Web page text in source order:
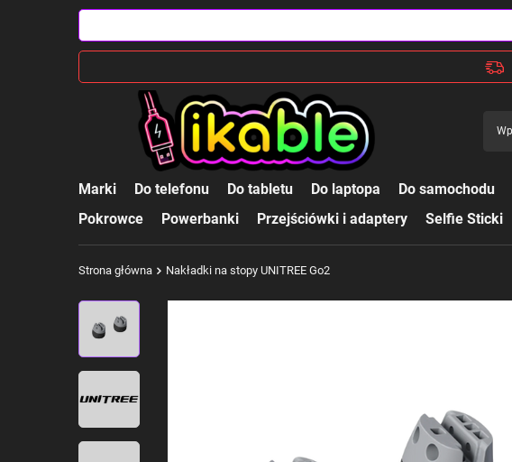
Marki Do telefonu Do tabletu Do laptopa Do samochodu
Pokrowce
Powerbanki Przejściówki i adaptery Selfie Sticki
Strona główna Nakładki na stopy UNITREE Go2